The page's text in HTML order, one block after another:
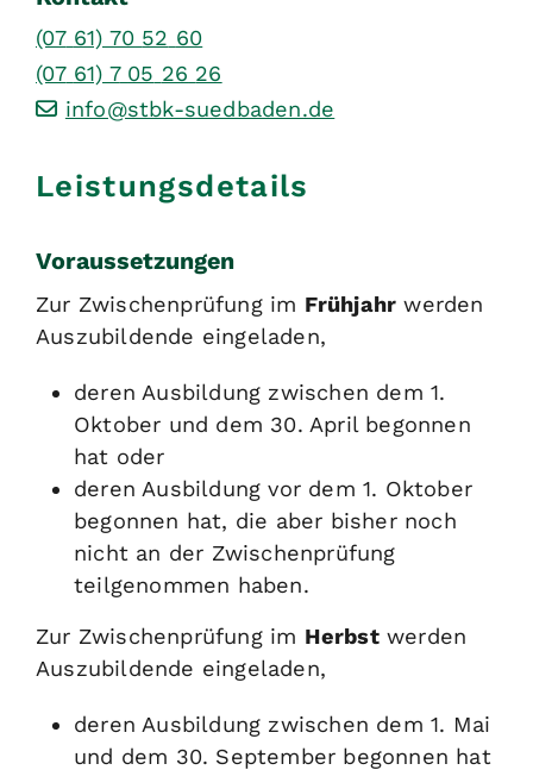
(07 61) 70 52 60
(07 61) 7 05 26 26
info@stbk-suedbaden.de
Leistungsdetails
Voraussetzungen
Zur Zwischenprüfung im Frühjahr werden
Auszubildende eingeladen,
deren Ausbildung zwischen dem 1.
Oktober und dem 30. April begonnen
hat oder
deren Ausbildung vor dem 1. Oktober
begonnen hat, die aber bisher noch
nicht an der Zwischenprüfung
teilgenommen haben.
Zur Zwischenprüfung im Herbstwerden
Auszubildende eingeladen,
deren Ausbildung zwischen dem 1. Mai
und dem 30. September begonnen hat